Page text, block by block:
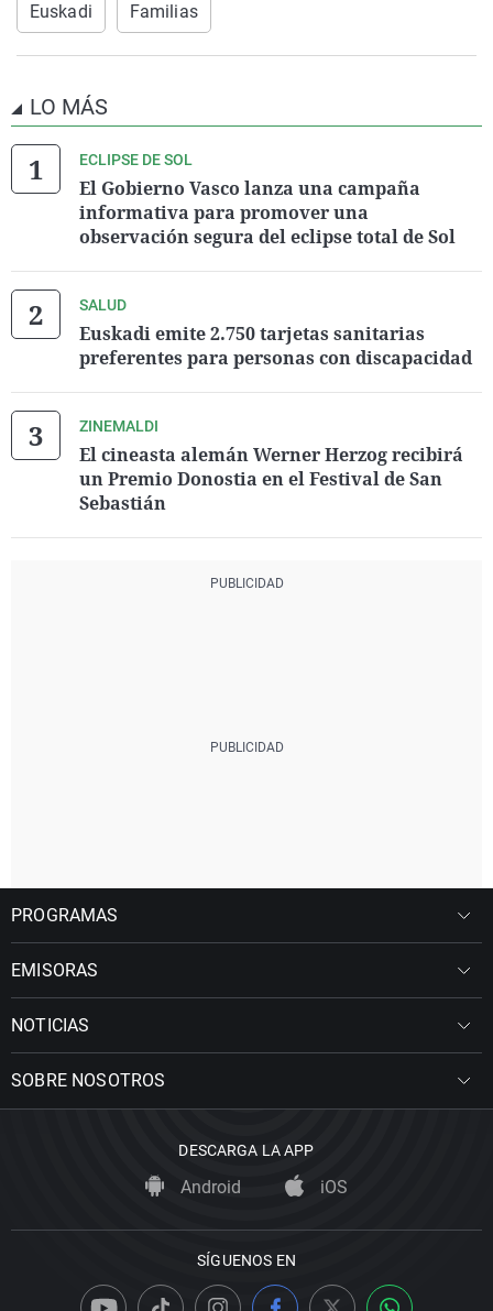
Euskadi Familias
LO MÁS
ECLIPSE DE SOL
El Gobierno Vasco lanza una campaña
informativa para promover una
observación segura del eclipse total de Sol
SALUD
Euskadi emite 2.750 tarjetas sanitarias
preferentes para personas con discapacidad
ZINEMALDI
El cineasta alemán Werner Herzog recibirá
un Premio Donostia en el Festival de San
Sebastián
PROGRAMAS
EMISORAS
NOTICIAS
SOBRE NOSOTROS
DESCARGA LA APP
Android iOS
SÍGUENOS EN